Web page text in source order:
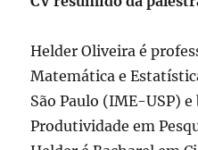
Helder Oliveira é
Matemática e
São Paulo (IME-USP)
Produtividade em